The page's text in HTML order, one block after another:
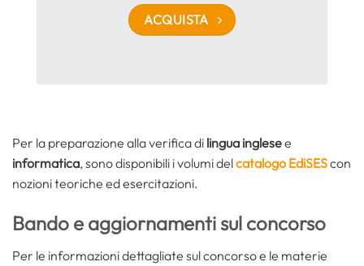
ACQUISTA
Per la preparazione allaverifica di lingua inglesee
informatica, sono disponibili i volumi delcatalogo EdiSEScon
nozioni teoriche ed esercitazioni.
Bando e aggiornamenti sul concorso
Per le informazioni dettagliate sul concorso e le materie